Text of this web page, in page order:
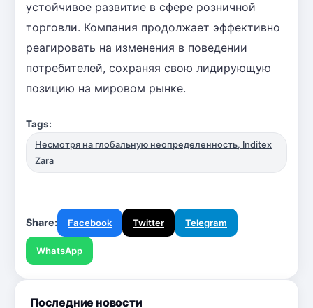
устойчивое развитие в сфере розничной
торговли. Компания продолжает эффективно
реагировать на изменения в поведении
потребителей, сохраняя свою лидирующую
позицию на мировом рынке.
Tags:
Несмотря на глобальную неопределенность, Inditex
Zara
Share: Facebook Twitter Telegram
WhatsApp
Последние новости